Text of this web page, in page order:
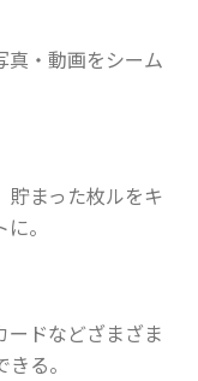
真・動画をシーム
貯まった枚ルをキ
。
ドなどざまざま
る。